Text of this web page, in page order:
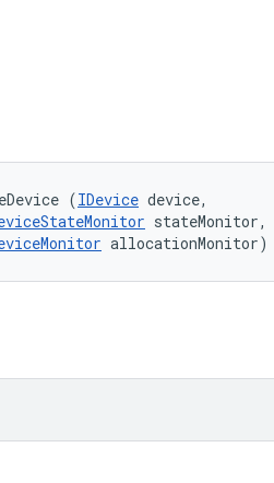
(IDevice device,
stateMonitor,
allocationMonitor)